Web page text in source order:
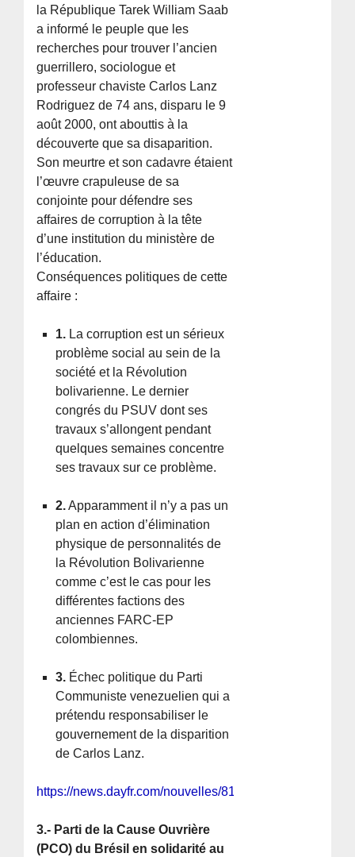
la République Tarek William Saab
a informé le peuple que les
recherches pour trouver l’ancien
guerrillero, sociologue et
professeur chaviste Carlos Lanz
Rodriguez de 74 ans, disparu le 9
août 2000, ont abouttis à la
découverte que sa disaparition.
Son meurtre et son cadavre étaient
l’œuvre crapuleuse de sa
conjointe pour défendre ses
affaires de corruption à la tête
d’une institution du ministère de
l’éducation.
Conséquences politiques de cette
affaire :
1. La corruption est un sérieux
problème social au sein de la
société et la Révolution
bolivarienne. Le dernier
congrés du PSUV dont ses
travaux s’allongent pendant
quelques semaines concentre
ses travaux sur ce problème.
2.Apparamment il n’y a pas un
plan en action d’élimination
physique de personnalités de
la Révolution Bolivarienne
comme c’est le cas pour les
différentes factions des
anciennes FARC-EP
colombiennes.
3. Échec politique du Parti
Communiste venezuelien qui a
prétendu responsabiliser le
gouvernement de la disparition
de Carlos Lanz.
https://news.dayfr.com/nouvelles/814078.html
3.- Parti de la Cause Ouvrière
(PCO) du Brésil en solidarité au